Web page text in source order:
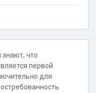
знают, что
первой
для